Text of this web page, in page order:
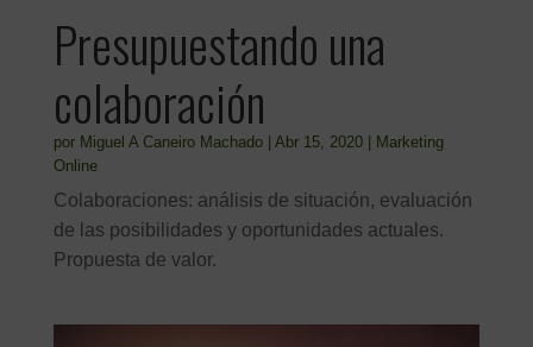
Presupuestando una
colaboración
por Miguel A Caneiro Machado| Abr 15, 2020|
Marketing
Online
Colaboraciones: análisis de situación, evaluación
de las posibilidades y oportunidades actuales.
Propuesta de valor.